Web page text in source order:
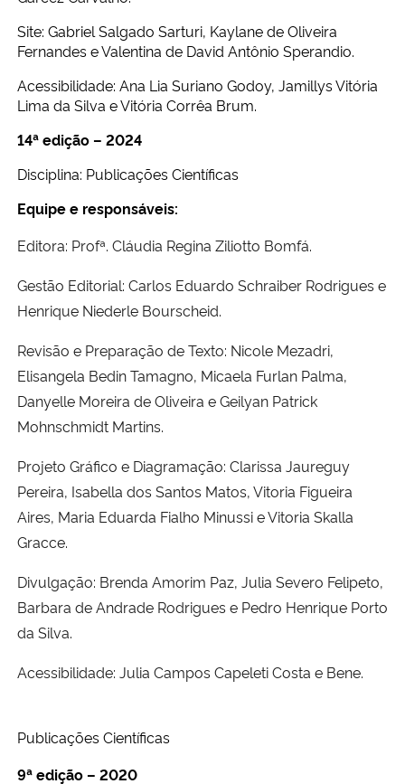
Site: Gabriel Salgado Sarturi, Kaylane de Oliveira
Fernandes e Valentina de David Antônio Sperandio.
Acessibilidade: Ana Lia Suriano Godoy, Jamillys Vitória
Lima da Silva e Vitória Corrêa Brum.
14ª edição – 2024
Disciplina: Publicações Científicas
Equipe e responsáveis:
Editora: Profª. Cláudia Regina Ziliotto Bomfá.
Gestão Editorial: Carlos Eduardo Schraiber Rodrigues e
Henrique Niederle Bourscheid.
Revisão e Preparação de Texto: Nicole Mezadri,
Elisangela Bedin Tamagno, Micaela Furlan Palma,
Danyelle Moreira de Oliveira e Geilyan Patrick
Mohnschmidt Martins.
Projeto Gráfico e Diagramação: Clarissa Jaureguy
Pereira, Isabella dos Santos Matos, Vitoria Figueira
Aires, Maria Eduarda Fialho Minussi e Vitoria Skalla
Gracce.
Divulgação: Brenda Amorim Paz, Julia Severo Felipeto,
Barbara de Andrade Rodrigues e Pedro Henrique Porto
da Silva.
Acessibilidade: Julia Campos Capeleti Costa e Bene.
Publicações Científicas
9ª edição – 2020